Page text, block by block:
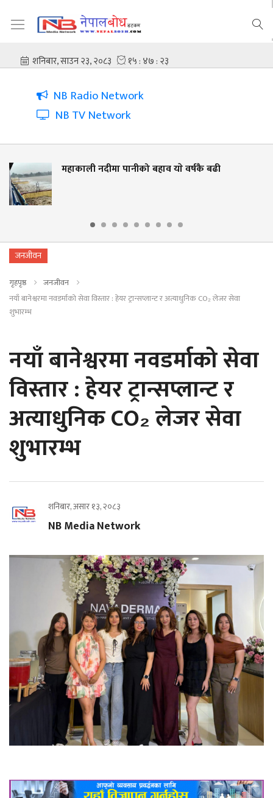
NB Radio Network
NB TV Network
बहाव याे वर्षकै बढी
नदी किनार
जनजीवन
गृहपृष्ठ
जनजीवन
नयाँ बानेश्वरमा नवडर्माको सेवा विस्तार : हेयर ट्रान्सप्लान्ट र अत्याधुनिक CO₂ लेजर सेवा
शुभारम्भ
नयाँ बानेश्वरमा नवडर्माको सेवा
विस्तार : हेयर ट्रान्सप्लान्ट र
अत्याधुनिक CO₂ लेजर सेवा
शुभारम्भ
शनिबार, असार १३, २०८३
NB Media Network